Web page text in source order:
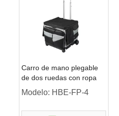
Carro de mano plegable
de dos ruedas con ropa
Modelo: HBE-FP-4